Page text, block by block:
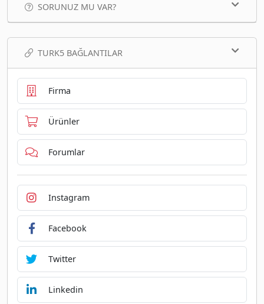
SORUNUZ MU VAR?
TURK5 BAĞLANTILAR
Firma
Ürünler
Forumlar
Instagram
Facebook
Twitter
Linkedin